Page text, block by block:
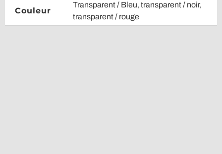
Couleur
Transparent / Bleu, transparent / noir,
transparent / rouge